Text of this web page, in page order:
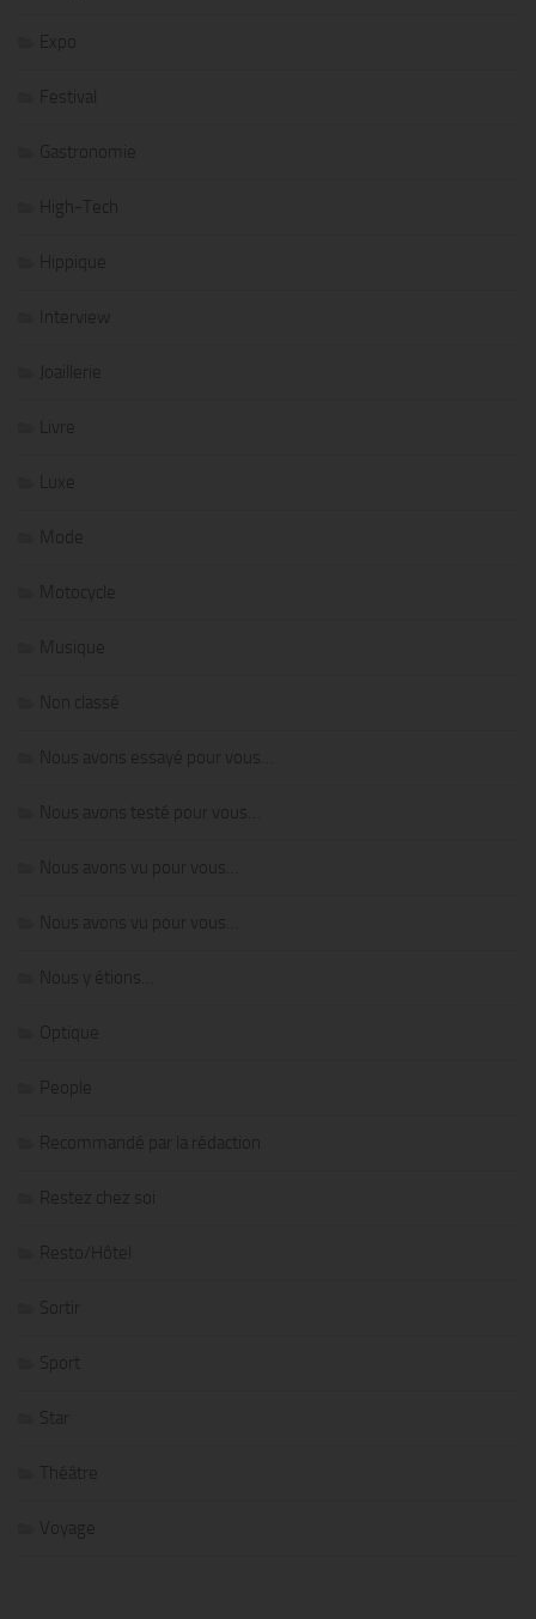
Expo
Festival
Gastronomie
High-Tech
Hippique
Interview
Joaillerie
Livre
Luxe
Mode
Motocycle
Musique
Non classé
Nous avons essayé pour vous…
Nous avons testé pour vous…
Nous avons vu pour vous…
Nous avons vu pour vous…
Nous y étions…
Optique
People
Recommandé par la rédaction
Restez chez soi
Resto/Hôtel
Sortir
Sport
Star
Théâtre
Voyage